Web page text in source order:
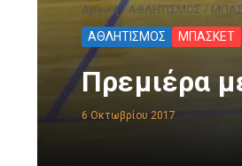
Αρχική/ΑΘΛΗΤΙΣΜΟΣ /
ΑΘΛΗΤΙΣΜΟΣ ΜΠΑΣΚΕΤ
Πρεμιέρα
6 Οκτωβρίου 2017